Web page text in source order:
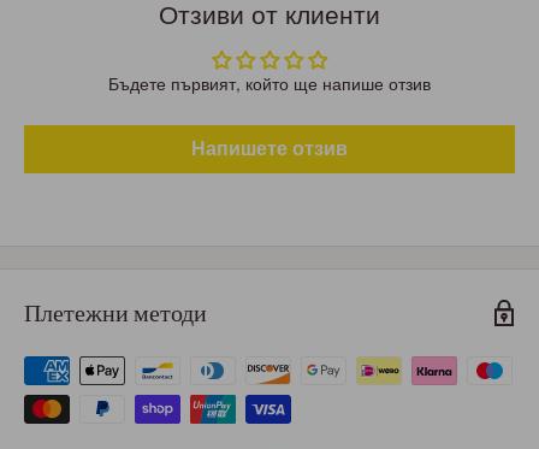
Отзиви от клиенти
Бъдете първият, който ще напише отзив
Напишете отзив
Плетежни методи